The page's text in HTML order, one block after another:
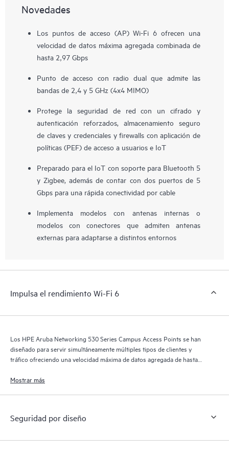
Novedades
Los puntos de acceso (AP) Wi-Fi 6 ofrecen una
velocidad de datos máxima agregada combinada de
hasta 2,97 Gbps
Punto de acceso con radio dual que admite las
bandas de 2,4 y 5 GHz (4x4 MIMO)
Protege la seguridad de red con un cifrado y
autenticación reforzados, almacenamiento seguro
de claves y credenciales y firewalls con aplicación de
políticas (PEF) de acceso a usuarios e IoT
Preparado para el IoT con soporte para Bluetooth 5
y Zigbee, además de contar con dos puertos de 5
Gbps para una rápida conectividad por cable
Implementa modelos con antenas internas o
modelos con conectores que admiten antenas
externas para adaptarse a distintos entornos
Impulsa el rendimiento Wi-Fi 6
Los HPE Aruba Networking 530 Series Campus Access Points se han
diseñado para servir simultáneamente múltiples tipos de clientes y
tráfico ofreciendo una velocidad máxima de datos agregada de hasta
Mostrar más
Seguridad por diseño